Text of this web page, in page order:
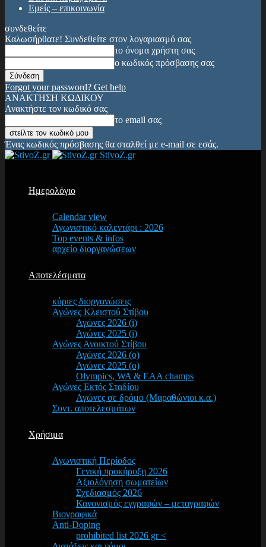
Εμείς – επικοινωνία
συνδεθείτε
Καλωσήρθατε! Συνδεθείτε στον λογαριασμό σας
το όνομα χρήστη σας
ο κωδικός πρόσβασης σας
Forgot your password? Get help
ΑΝΑΚΤΗΣΗ ΚΩΔΙΚΟΥ
Ανακτήστε τον κωδικό σας
το email σας
Ένας κωδικός πρόσβασης θα σταλθεί με e-mail σε εσάς.
StivoZ.gr
Ημερολόγιο
Calendar view
Αγωνιστικό καλεντάρι : 2026
Top events & infos
αρχείο διοργανώσεων
Αποτελέσματα
κύριες διοργανώσεις
Αγώνες Κλειστού Στίβου
Αγώνες 2026 (i)
Αγώνες 2025 (i)
Αγώνες Ανοικτού Στίβου
Αγώνες 2026 (o)
Αγώνες 2025 (o)
Olympics, WA & EAA champs
Αγώνες Εκτός Σταδίου
Αγώνες σε δρόμο (Μαραθώνιοι κ.α.)
Συντ. αποτελεσμάτων
Χρήσιμα
Αγωνιστική Περίοδος
Γενική προκήρυξη 2026
Αξιολόγηση σωματείων
Σχεδιασμός 2026
Κανονισμός εγγραφών – μεταγραφών
Βιογραφικά
Anti-Doping
prohibited list 2026 gr <